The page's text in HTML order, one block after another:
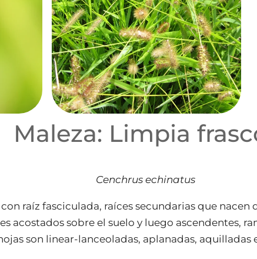
Maleza: Limpia
Cenchrus echinatus
raíz fasciculada, raíces secundarias que
acostados sobre el suelo y luego ascendentes,
son linear-lanceoladas, aplanadas, aquilladas